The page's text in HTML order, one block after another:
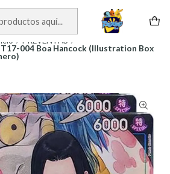
PREVENTAS
004 Boa Hancock (Illustration Box